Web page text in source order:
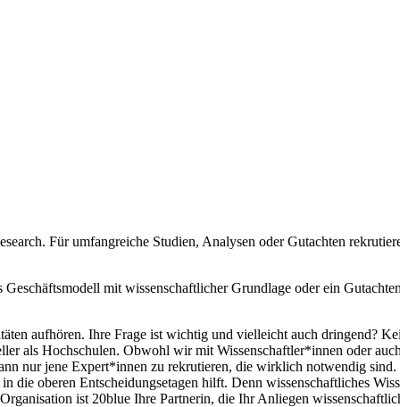
Für umfangreiche Studien, Analysen oder Gutachten
mit wissenschaftlicher Grundlage oder ein
aufhören. Ihre Frage ist wichtig und vielleicht auch dringend?
als Hochschulen. Obwohl wir mit Wissenschaftler*innen oder
nur jene Expert*innen zu rekrutieren, die wirklich notwendig
die oberen Entscheidungsetagen hilft. Denn wissenschaftliches
ist 20blue Ihre Partnerin, die Ihr Anliegen